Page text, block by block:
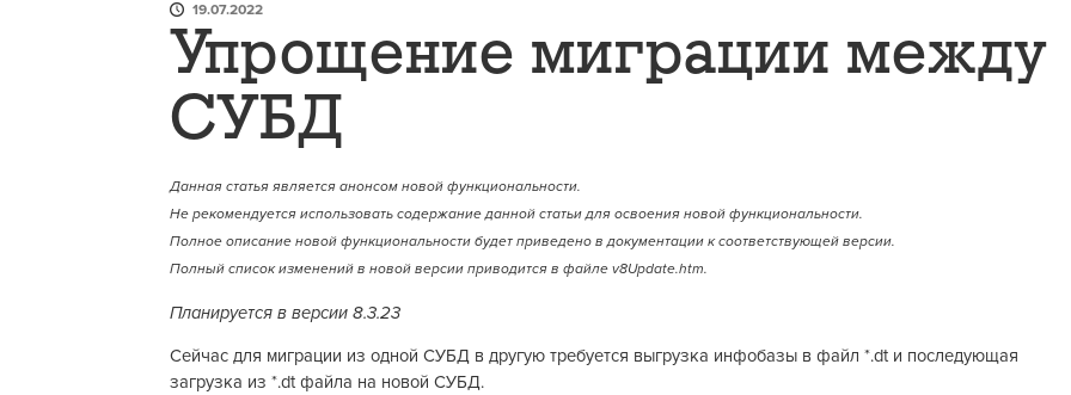
19.07.2022
Упрощение миграции между
СУБД
Данная статья является анонсом новой функциональности.
Не рекомендуется использовать содержание данной статьи для освоения новой функциональности.
Полное описание новой функциональности будет приведено в документации к соответствующей версии.
Полный список изменений в новой версии приводится в файле v8Update.htm.
Планируется в версии 8.3.23
Сейчас для миграции из одной СУБД в другую требуется выгрузка инфобазы в файл *.dt и последующая
загрузка из *.dt файла на новой СУБД.